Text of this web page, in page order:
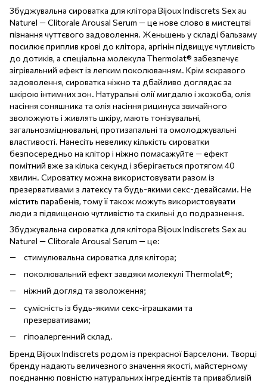
Збуджувальна сироватка для клітора Bijoux Indiscrets Sex au
Naturel — Clitorale Arousal Serum — це нове слово в мистецтві
пізнання чуттєвого задоволення. Женьшень у складі бальзаму
посилює приплив крові до клітора, аргінін підвищує чутливість
до дотиків, а спеціальна молекула Thermolat® забезпечує
зігрівальний ефект із легким поколюванням. Крім яскравого
задоволення, сироватка ніжно та дбайливо доглядає за
шкірою інтимних зон. Натуральні олії мигдалю і жожоба, олія
насіння соняшника та олія насіння рицинуса звичайного
зволожують і живлять шкіру, мають тонізувальні,
загальнозміцнювальні, протизапальні та омолоджувальні
властивості. Нанесіть невелику кількість сироватки
безпосередньо на клітор і ніжно помасажуйте — ефект
помітний вже за кілька секунд і зберігається протягом 40
хвилин. Сироватку можна використовувати разом із
презервативами з латексу та будь-якими секс-девайсами. Не
містить парабенів, тому її також можуть використовувати
люди з підвищеною чутливістю та схильні до подразнення.
Збуджувальна сироватка для клітора Bijoux Indiscrets Sex au
Naturel — Clitorale Arousal Serum — це:
стимулювальна сироватка для клітора;
поколювальний ефект завдяки молекулі Thermolat®;
ніжний догляд та зволоження;
сумісність із будь-якими секс-іграшками та
презервативами;
гіпоалергенний склад.
Бренд Bijoux Indiscrets родом із прекрасної Барселони. Творці
бренду надають величезного значення якості, майстерному
поєднанню повністю натуральних інгредієнтів та привабливій ​​